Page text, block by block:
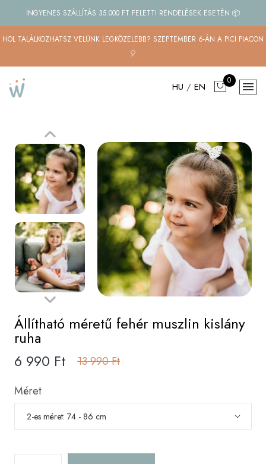
INGYENES SZÁLLÍTÁS 35.000 FT FELETTI RENDELÉSEK ESETÉN 📦
HOL TALÁLKOZHATSZ VELÜNK LEGKÖZELEBB? SZEPTEMBER 6-ÁN A PICI PIACON
🎈
HU / EN 0
Állítható méretű fehér muszlin kislány
ruha
6 990 Ft
13 990 Ft
Méret